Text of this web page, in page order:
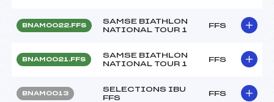
BNAM0022.FFS
SAMSE BIATHLON
NATIONAL TOUR 1
FFS
BNAM0021.FFS
SAMSE BIATHLON
NATIONAL TOUR 1
FFS
BNAM0013
SELECTIONS IBU
FFS
FFS